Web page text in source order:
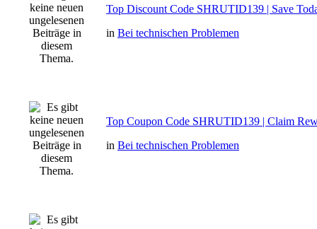
Top Discount Code SHRUTID139 | Save
in Bei technischen Problemen
Top Coupon Code SHRUTID139 | Claim
in Bei technischen Problemen